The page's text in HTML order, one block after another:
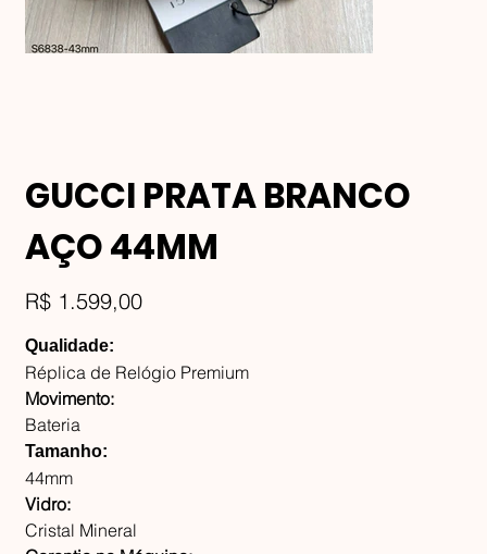
GUCCI PRATA BRANCO
AÇO 44MM
Preço
R$ 1.599,00
Qualidade:
Réplica de Relógio Premium
Movimento:
Bateria
Tamanho:
44mm
Vidro:
Cristal Mineral